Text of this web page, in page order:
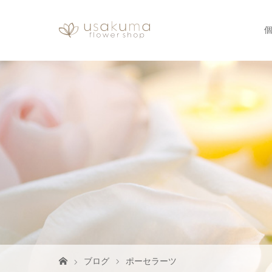
ブログ ポーセラーツ